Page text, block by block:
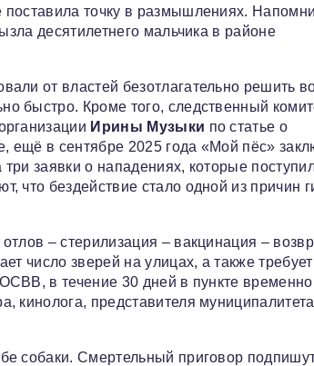
точку в размышлениях.
десятилетнего мальчика в районе
от властей безотлагательно решить
быстро. Кроме того, следственный
Ирины Музыки по статье о
ещё в сентябре 2025 года «Мой пёс»
заявки о нападениях, которые
что бездействие стало одной из причин
– стерилизация – вакцинация –
число зверей на улицах, а также требует
в течение 30 дней в пункте
кинолога, представителя
собаки. Смертельный приговор